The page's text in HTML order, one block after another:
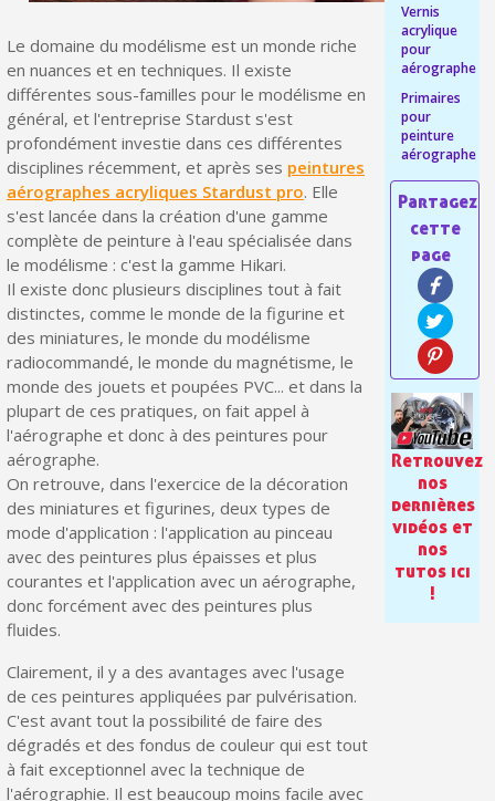
Livraison sous 24 h en France Métropolitaine
Retour produits sous 14 jours
Réduction de 5€ sur la première commande
10€ de bon d'achat pour chaque parrainage
Inscription à la newsletter : 5€ de réduction
Livraison sous 24 h en France Métropolitaine
Livraison offerte en France métropolitaine pour 250€ d'achats
Paiement en 4x sans frais dès 30€ d'achats
Votre devis en ligne en moins d'1 minute
Partagez vos créations et obtenez des bons d'achat
Gagnez des points de fidélité à chaque commande
Livraison sous 24 h en France Métropolitaine
Retour produits sous 14 jours
Réduction de 5€ sur la première commande
10€ de bon d'achat pour chaque parrainage
Inscription à la newsletter : 5€ de réduction
Le domaine du modélisme est un monde riche
en nuances et en techniques. Il existe
différentes sous-familles pour le modélisme en
général, et l'entreprise Stardust s'est
profondément investie dans ces différentes
disciplines récemment, et après ses peintures
aérographes acryliques Stardust pro. Elle
s'est lancée dans la création d'une gamme
complète de peinture à l'eau spécialisée dans
le modélisme : c'est la gamme Hikari.
Il existe donc plusieurs disciplines tout à fait
distinctes, comme le monde de la figurine et
des miniatures, le monde du modélisme
radiocommandé, le monde du magnétisme, le
monde des jouets et poupées PVC... et dans la
plupart de ces pratiques, on fait appel à
l'aérographe et donc à des peintures pour
aérographe.
On retrouve, dans l'exercice de la décoration
des miniatures et figurines, deux types de
mode d'application : l'application au pinceau
avec des peintures plus épaisses et plus
courantes et l'application avec un aérographe,
donc forcément avec des peintures plus
fluides.
Clairement, il y a des avantages avec l'usage
de ces peintures appliquées par pulvérisation.
C'est avant tout la possibilité de faire des
dégradés et des fondus de couleur qui est tout
à fait exceptionnel avec la technique de
l'aérographie. Il est beaucoup moins facile avec
Vernis
acrylique
pour
aérographe
Primaires
pour
peinture
aérographe
Retrouvez
nos
dernières
vidéos et
nos
tutos ici
!